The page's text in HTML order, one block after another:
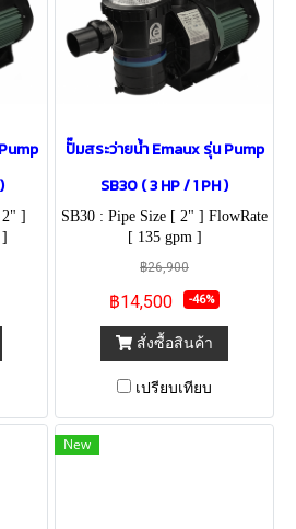
2" ]
ปั๊มสระว่ายน้ำ Emaux รุ่น Pump
SB30 ( 3 HP / 1 PH )
SB30 : Pipe Size [ 2" ] FlowRate
[ 135 gpm ]
฿26,900
฿14,500 -46%
สั่งซื้อสินค้า
เปรียบเทียบ
New